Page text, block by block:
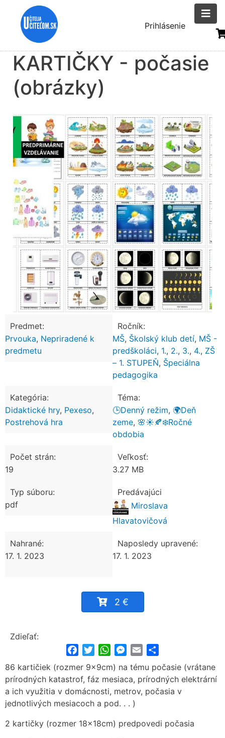
Menu
účtu
Prihlásenie
KARTIČKY - počasie
(obrázky)
Predmet:
Prvouka, Nepriradené k
predmetu
Ročník:
MŠ, Školský klub detí, MŠ -
predškoláci, 1., 2., 3., 4., ZŠ
– 1. STUPEŇ, Špeciálna
pedagogika
Kategória:
Didaktické hry, Pexeso,
Postrehová hra
Téma:
🕒Denný režim, 🌍Deň
zeme, 🌸☀️🍂❄️Ročné
obdobia
Počet strán:
19
Veľkosť:
3.27 MB
Typ súboru:
pdf
Predávajúci
Miroslava
Hlavatovičová
Nahrané:
17. 1. 2023
Naposledy upravené:
17. 1. 2023
2 €
Zdieľať:
FacebookTwitterWhatsApp
Messenger
Email
86 kartičiek (rozmer 9x9cm) na tému počasie (vrátane
prírodných katastrof, fáz mesiaca, prírodných elektrární
a ich využitia v domácnosti, metrov, počasia v
jednotlivých mesiacoch a pod. . . )
2 kartičky (rozmer 18x18cm) predpovedi počasia